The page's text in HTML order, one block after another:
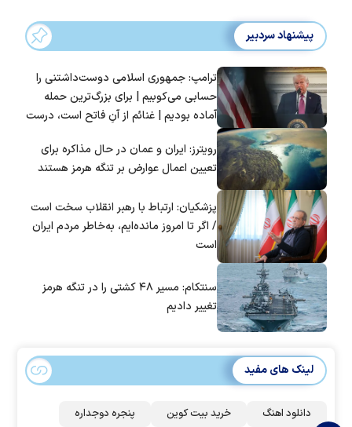
پیشنهاد سردبیر
ترامپ: جمهوری اسلامی دوست‌داشتنی را
حسابی می‌کوبیم | برای بزرگ‌ترین حمله
آماده بودیم | غنائم از آنِ فاتح است، درست
رویترز: ایران و عمان در حال مذاکره برای
تعیین اعمال عوارض بر تنگه هرمز هستند
پزشکیان: ارتباط با رهبر انقلاب سخت است
/ اگر تا امروز مانده‌ایم، به‌خاطر مردم ایران
است
سنتکام: مسیر ۴۸ کشتی را در تنگه هرمز
تغییر دادیم
لینک های مفید
دانلود اهنگ خرید بیت کوین پنجره دوجداره